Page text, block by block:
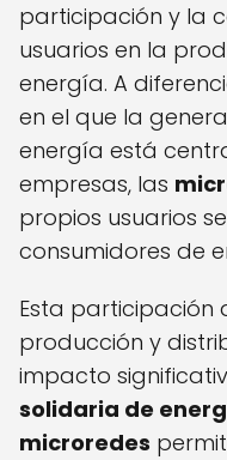
participación y la
usuarios en la
energía. A
en el que la
energía está
empresas, las
propios usuarios
consumidores de
Esta participación
producción y
impacto
solidaria de
microredes